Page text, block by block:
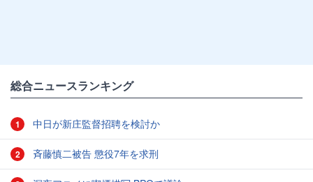
総合ニュースランキング
1 中日が新庄監督招聘を検討か
2 斉藤慎二被告 懲役7年を求刑